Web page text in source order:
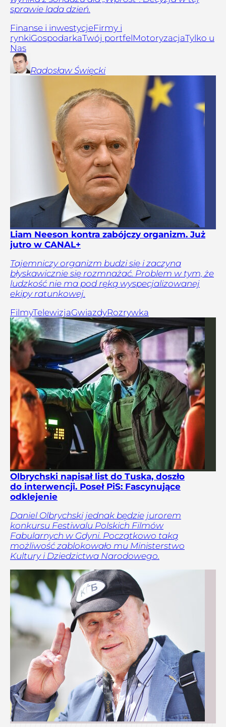
sprawie lada dzień.
Finanse i inwestycjeFirmy i
rynkiGospodarkaTwój portfelMotoryzacjaTylko u
Nas
Radosław Święcki
Liam Neeson kontra zabójczy organizm. Już
jutro w CANAL+
Tajemniczy organizm budzi się i zaczyna
błyskawicznie się rozmnażać. Problem w tym, że
ludzkość nie ma pod ręką wyspecjalizowanej
ekipy ratunkowej.
FilmyTelewizjaGwiazdyRozrywka
Olbrychski napisał list do Tuska, doszło
do interwencji. Poseł PiS: Fascynujące
odklejenie
Daniel Olbrychski jednak będzie jurorem
konkursu Festiwalu Polskich Filmów
Fabularnych w Gdyni. Początkowo taką
możliwość zablokowało mu Ministerstwo
Kultury i Dziedzictwa Narodowego.